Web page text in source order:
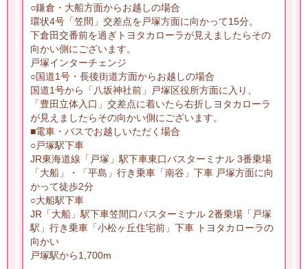
○鎌倉・大船方面からお越しの場合
環状4号「笠間」交差点を戸塚方面に向かって15分。
下倉田交番前を過ぎトヨタカローラが見えましたらその
向かい側にございます。
戸塚インターチェンジ
○国道1号・長後街道方面からお越しの場合
国道1号から「八坂神社前」戸塚区役所方面に入り、
「豊田立体入口」交差点に着いたら右折しヨタカローラ
が見えましたらその向かい側にございます。
■電車・バスでお越しいただく場合
○戸塚駅下車
JR東海道線「戸塚」駅下車東口バスターミナル 3番乗場
「大船」・「平島」行き乗車「南谷」下車 戸塚方面に向
かって徒歩2分
○大船駅下車
JR「大船」駅下車笠間口バスターミナル 2番乗場「戸塚
駅」行き乗車「小松ヶ丘住宅前」下車 トヨタカローラの
向かい
戸塚駅から1,700m